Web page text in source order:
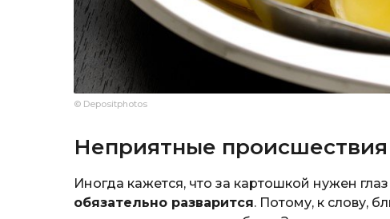
© Depositphotos
Неприятные происшествия
Иногда кажется, что за картошкой нужен
обязательно разварится. Потому, к слову,